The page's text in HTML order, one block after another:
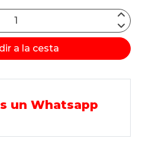
a la cesta
un Whatsapp